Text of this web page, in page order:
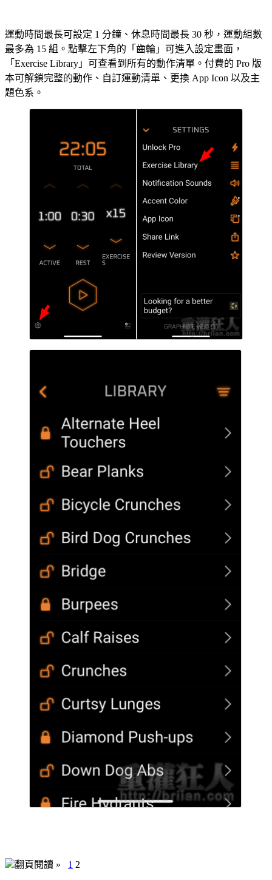
運動時間最長可設定 1 分鐘、休息時間最長 30 秒，運動組數
最多為 15 組。點擊左下角的「齒輪」可進入設定畫面，
「Exercise Library」可查看到所有的動作清單。付費的 Pro 版
本可解鎖完整的動作、自訂運動清單、更換 App Icon 以及主
題色系。
翻頁閱讀 » 1 2